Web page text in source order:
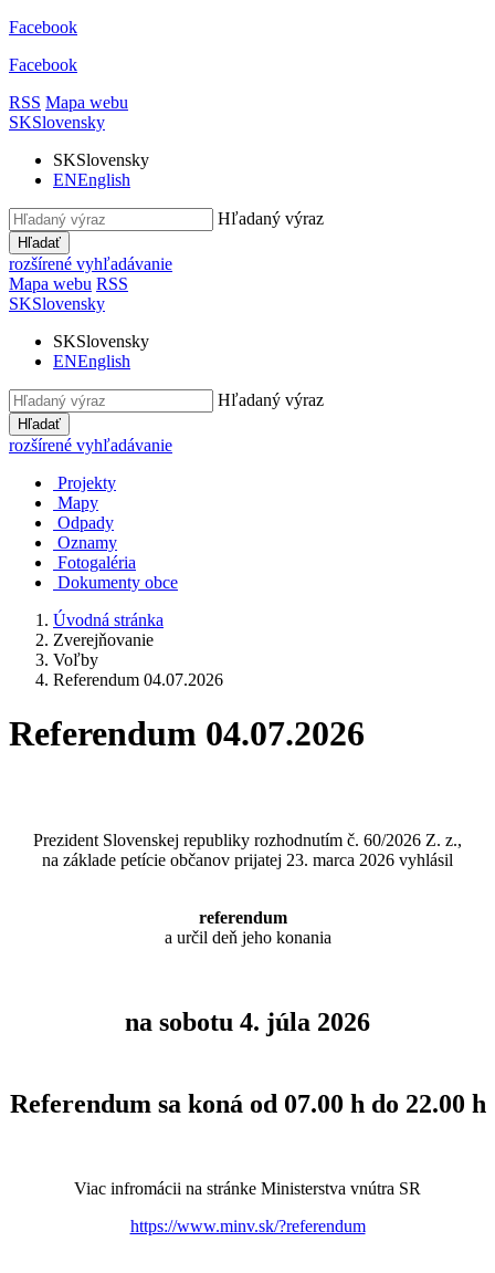
Facebook
Facebook
RSS Mapa webu
SKSlovensky
SKSlovensky
ENEnglish
Hľadaný výraz
Hľadať
rozšírené vyhľadávanie
Mapa webu RSS
SKSlovensky
SKSlovensky
ENEnglish
Hľadaný výraz
Hľadať
rozšírené vyhľadávanie
Projekty
Mapy
Odpady
Oznamy
Fotogaléria
Dokumenty obce
Úvodná stránka
Zverejňovanie
Voľby
Referendum 04.07.2026
Referendum 04.07.2026
Prezident Slovenskej republiky rozhodnutím č. 60/2026 Z. z.,
na základe petície občanov prijatej 23. marca 2026 vyhlásil
referendum
a určil deň jeho konania
na sobotu 4. júla 2026
Referendum sa koná od 07.00 h do 22.00 h
Viac infromácii na stránke Ministerstva vnútra SR
https://www.minv.sk/?referendum